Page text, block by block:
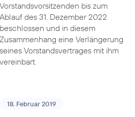
Vorstandsvorsitzenden bis zum
Ablauf des 31. Dezember 2022
beschlossen und in diesem
Zusammenhang eine Verlängerung
seines Vorstandsvertrages mit ihm
vereinbart.
18. Februar 2019